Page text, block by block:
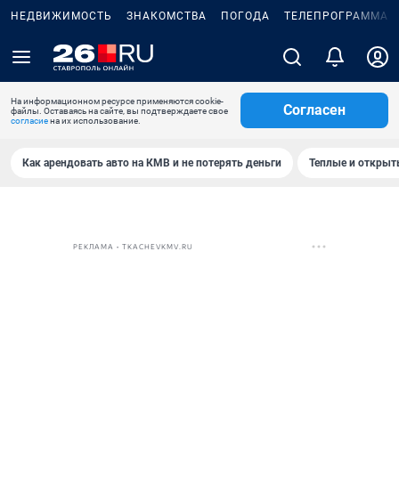
НЕДВИЖИМОСТЬ ЗНАКОМСТВА ПОГОДА ТЕЛЕПРОГРАММА
На информационном ресурсе применяются cookie-
файлы. Оставаясь на сайте, вы подтверждаете свое
согласиена их использование.
Согласен
Как арендовать авто на КМВ и не потерять деньги Теплые и
РЕКЛАМА • TKACHEVKMV.RU